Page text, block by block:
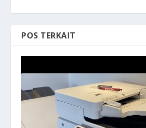
POS TERKAIT